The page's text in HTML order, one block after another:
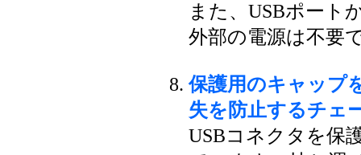
また、USBポート
外部の電源は不要
保護用のキャップ
失を防止するチェ
USBコネクタを保